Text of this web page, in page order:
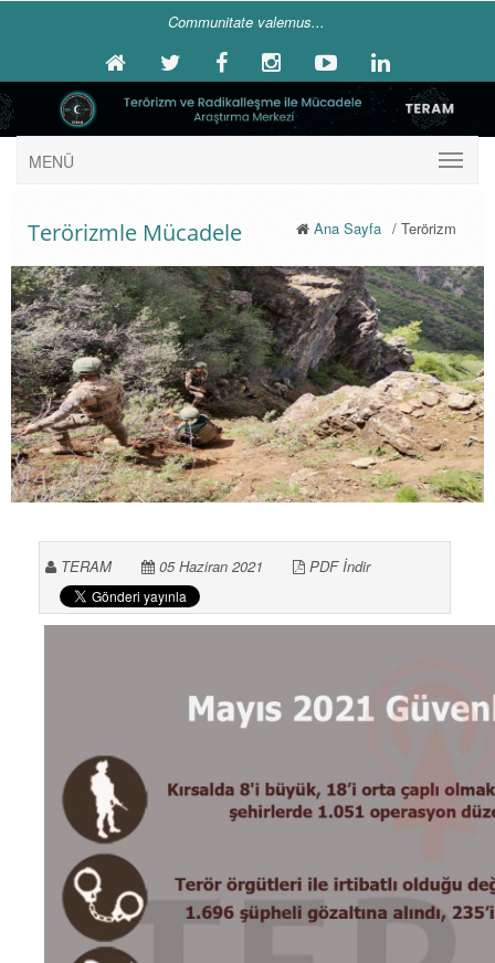
Communitate valemus...
MENÜ
Terörizmle Mücadele / Terörizm
Ana Sayfa
TERAM 05 Haziran 2021 PDF İndir